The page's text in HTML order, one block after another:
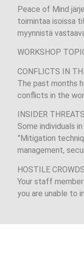
Peace of Mind
toimintaa isoissa
myynnistä
WORKSHOP
CONFLICTS IN
The past months
conflicts in the
INSIDER THREATS
Some individuals
”Mitigation
management,
HOSTILE CROWDS
Your staff
you are unable to